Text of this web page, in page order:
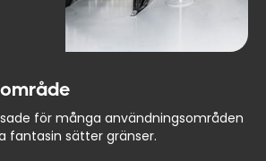
för många användningsområden
fantasin sätter gränser.